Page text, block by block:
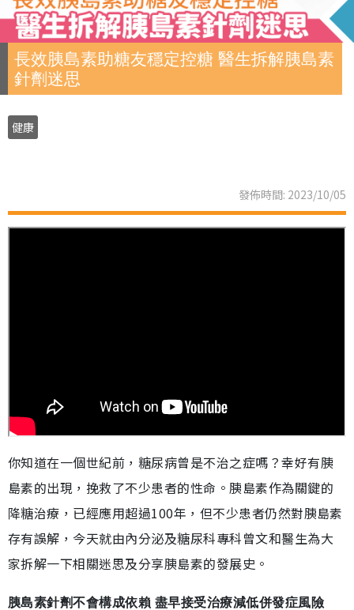
長效胰島素助糖友穩定控糖 醫生拆解胰島素
針劑迷思
健康
發佈時間: 2023/10/05
你知道在一個世紀前，糖尿病曾是不治之症嗎？幸好有胰
島素的出現，挽救了不少患者的性命。胰島素作為關鍵的
降糖治療，已經應用超過100年，但不少患者仍然對胰島素
存有誤解，今天就由內分泌及糖尿科專科曾文和醫生為大
家拆解一下相關迷思及分享胰島素的發展史。
胰島素針劑不會構成依賴 盡早接受治療減低併發症風險